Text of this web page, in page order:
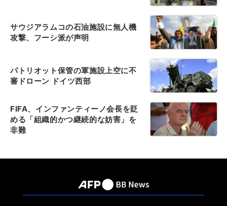
サウジアラムコの石油施設に無人機
攻撃、フーシ派が声明
パトリオット保管の軍施設上空に不
審ドローン ドイツ西部
FIFA、インファンティーノ会長を貶
める「組織的かつ継続的な妨害」を
非難